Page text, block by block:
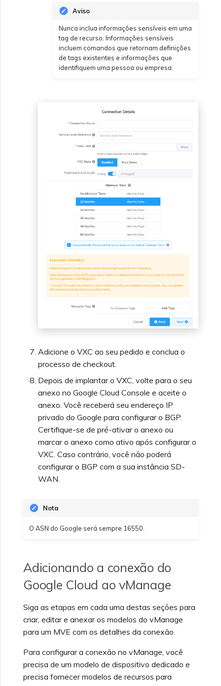
Aviso
Nunca inclua informações sensíveis em uma
tag de recurso. Informações sensíveis
incluem comandos que retornam definições
de tags existentes e informações que
identifiquem uma pessoa ou empresa.
Adicione o VXC ao seu pedido e conclua o
processo de checkout.
Depois de implantar o VXC, volte para o seu
anexo no Google Cloud Console e aceite o
anexo. Você receberá seu endereço IP
privado do Google para configurar o BGP.
Certifique-se de pré-ativar o anexo ou
marcar o anexo como ativo após configurar o
VXC. Caso contrário, você não poderá
configurar o BGP com a sua instância SD-
WAN.
Nota
O ASN do Google será sempre 16550.
Adicionando a conexão do
Google Cloud ao vManage
Siga as etapas em cada uma destas seções para
criar, editar e anexar os modelos do vManage
para um MVE com os detalhes da conexão.
Para configurar a conexão no vManage, você
precisa de um modelo de dispositivo dedicado e
precisa fornecer modelos de recursos para